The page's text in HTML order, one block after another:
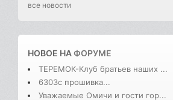
все новости
НОВОЕ НАФОРУМЕ
ТЕРЕМОК-Клуб братьев наших ...
6303с прошивка...
Уважаемые Омичи и гости гор...